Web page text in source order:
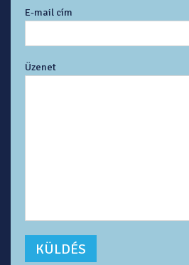
E-mail cím
Üzenet